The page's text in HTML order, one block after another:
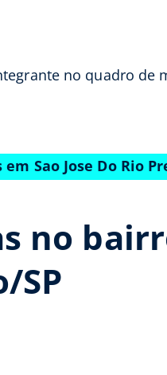
no quadro de
Sao Jose Do Rio
no
SP